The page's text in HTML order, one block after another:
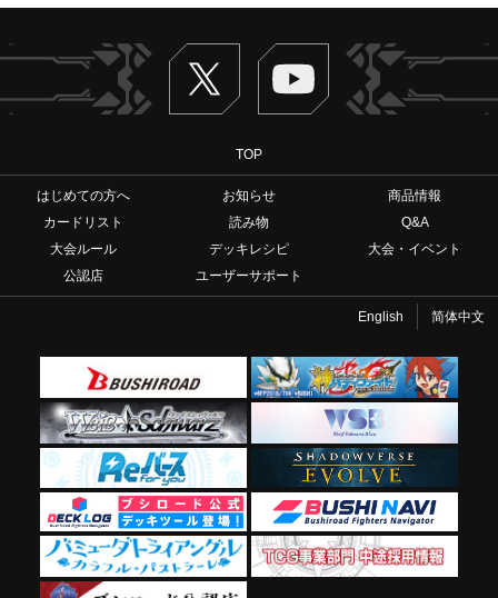
Twitter ヴァンガードch
TOP
はじめての方へ お知らせ
商品情報
カードリスト
読み物
Q&A
大会ルール
デッキレシピ
大会・イベント
公認店
ユーザーサポート
English 简体中文